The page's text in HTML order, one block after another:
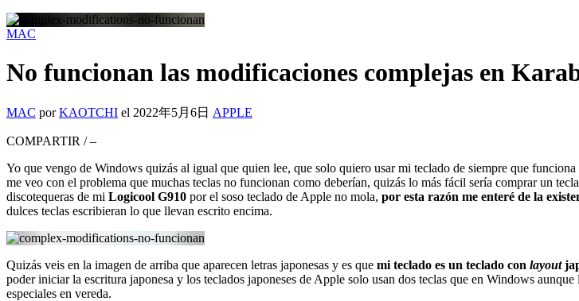
MAC
No funcionan las modificaciones complejas en
MAC por KAOTCHI el 2022年5月6日 APPLE
COMPARTIR / –
Yo que vengo de Windows quizás al igual que quien lee, que solo quiero usar mi teclado de siempre que
me veo con el problema que muchas teclas no funcionan como deberían, quizás lo más fácil sería comprar un
discotequeras de mi Logicool G910 por el soso teclado de Apple no mola, por esta razón me enteré de la
dulces teclas escribieran lo que llevan escrito encima.
Quizás veis en la imagen de arriba que aparecen letras japonesas y es que mi teclado es un teclado con layout
poder iniciar la escritura japonesa y los teclados japoneses de Apple solo usan dos teclas que en Windows
especiales en vereda.